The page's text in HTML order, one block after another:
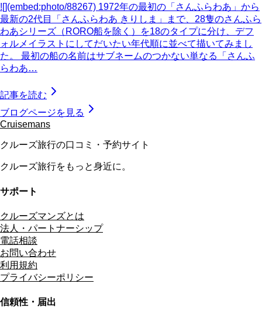
![](embed:photo/88267) 1972年の最初の「さんふらわあ」から
最新の2代目「さんふらわあ きりしま」まで、28隻のさんふら
わあシリーズ（RORO船を除く）を18のタイプに分け、デフ
ォルメイラストにしてだいたい年代順に並べて描いてみまし
た。 最初の船の名前はサブネームのつかない単なる「さんふ
らわあ…
記事を読む
ブログページを見る
Cruisemans
クルーズ旅行の口コミ・予約サイト
クルーズ旅行をもっと身近に。
サポート
クルーズマンズとは
法人・パートナーシップ
電話相談
お問い合わせ
利用規約
プライバシーポリシー
信頼性・届出